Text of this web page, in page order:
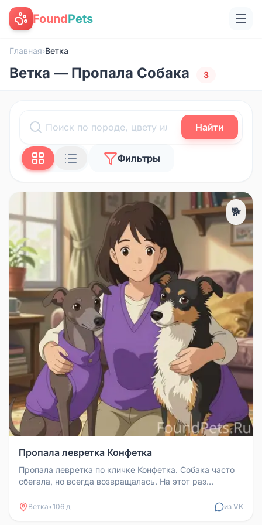
FoundPets
Главная›Ветка
Ветка — Пропала Собака 3
Найти
Фильтры
🐕
Пропала левретка Конфетка
Пропала левретка по кличке Конфетка. Собака часто
сбегала, но всегда возвращалась. На этот раз
Ветка•106 д из VK